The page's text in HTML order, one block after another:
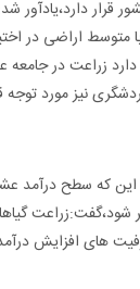
قرار دارد،یادآور
متوسط اراضی در
زراعت در جامعه
نیز مورد توجه
این که سطح درآمد
های افزایش